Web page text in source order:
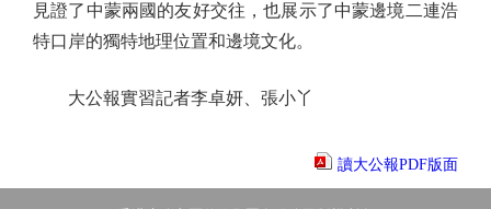
見證了中蒙兩國的友好交往，也展示了中蒙邊境二連浩
特口岸的獨特地理位置和邊境文化。
大公報實習記者李卓妍、張小丫
讀大公報PDF版面